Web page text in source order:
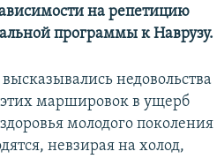
на репетицию
программы к Наврузу.
недовольства
маршировок в ущерб
молодого поколения
невзирая на холод,